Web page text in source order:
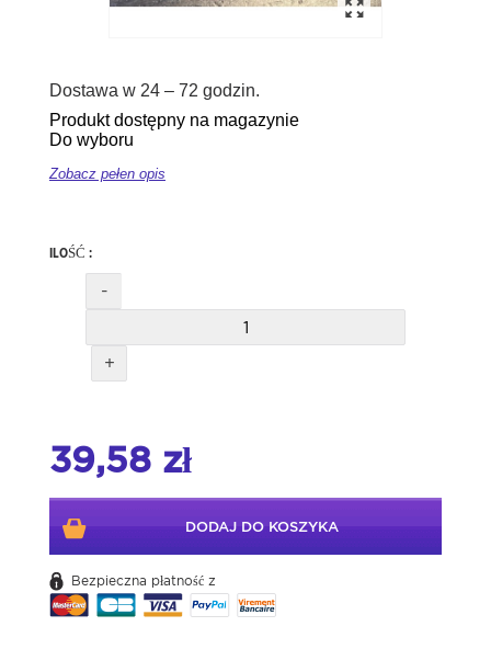
Dostawa w 24 – 72 godzin.
Produkt dostępny na magazynie
Do wyboru
Zobacz pełen opis
ILOŚĆ :
-
+
39,58 zł
DODAJ DO KOSZYKA
Bezpieczna płatność z